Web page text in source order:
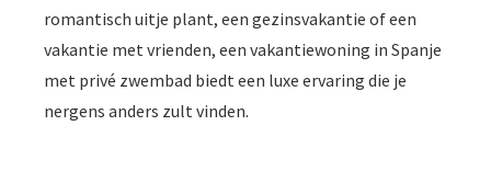
romantisch uitje plant, een gezinsvakantie of een
vakantie met vrienden, een vakantiewoning in Spanje
met privé zwembad biedt een luxe ervaring die je
nergens anders zult vinden.